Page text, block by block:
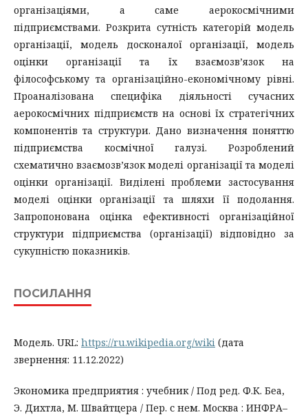
організаціями, а саме аерокосмічними
підприємствами. Розкрита сутність категорій модель
організації, модель досконалої організації, модель
оцінки організації та їх взаємозв’язок на
філософському та організаційно-економічному рівні.
Проаналізована специфіка діяльності сучасних
аерокосмічних підприємств на основі їх стратегічних
компонентів та структури. Дано визначення поняттю
підприємства космічної галузі. Розроблений
схематично взаємозв’язок моделі організації та моделі
оцінки організації. Виділені проблеми застосування
моделі оцінки організації та шляхи її подолання.
Запропонована оцiнка ефективностi органiзацiйної
структури пiдприємства (органiзацiї) відповідно за
сукупнiстю показникiв.
ПОСИЛАННЯ
Модель. URL: https://ru.wikipedia.org/wiki (дата
звернення: 11.12.2022)
Экономика предприятия : учебник / Под ред. Ф.К. Беа,
Э. Дихтла, М. Швайтцера / Пер. с нем. Москва : ИНФРА–